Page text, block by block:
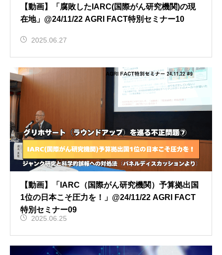
【動画】「腐敗したIARC(国際がん研究機関)の現
在地」@24/11/22 AGRI FACT特別セミナー10
2025.06.27
【動画】「IARC（国際がん研究機関）予算拠出国
1位の日本こそ圧力を！」@24/11/22 AGRI FACT
特別セミナー09
2025.06.25